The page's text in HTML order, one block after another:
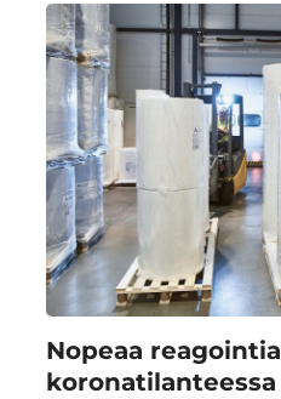
Nopeaa reagointia
koronatilanteessa